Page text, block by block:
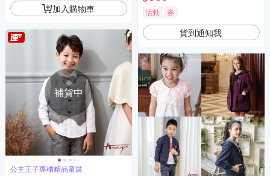
加入購物車
補貨中
公主王子專櫃精品童裝
活動 券
貨到通知我